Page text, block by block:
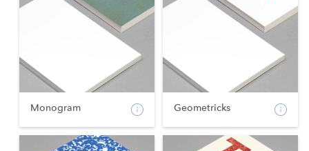
Monogram Geometricks